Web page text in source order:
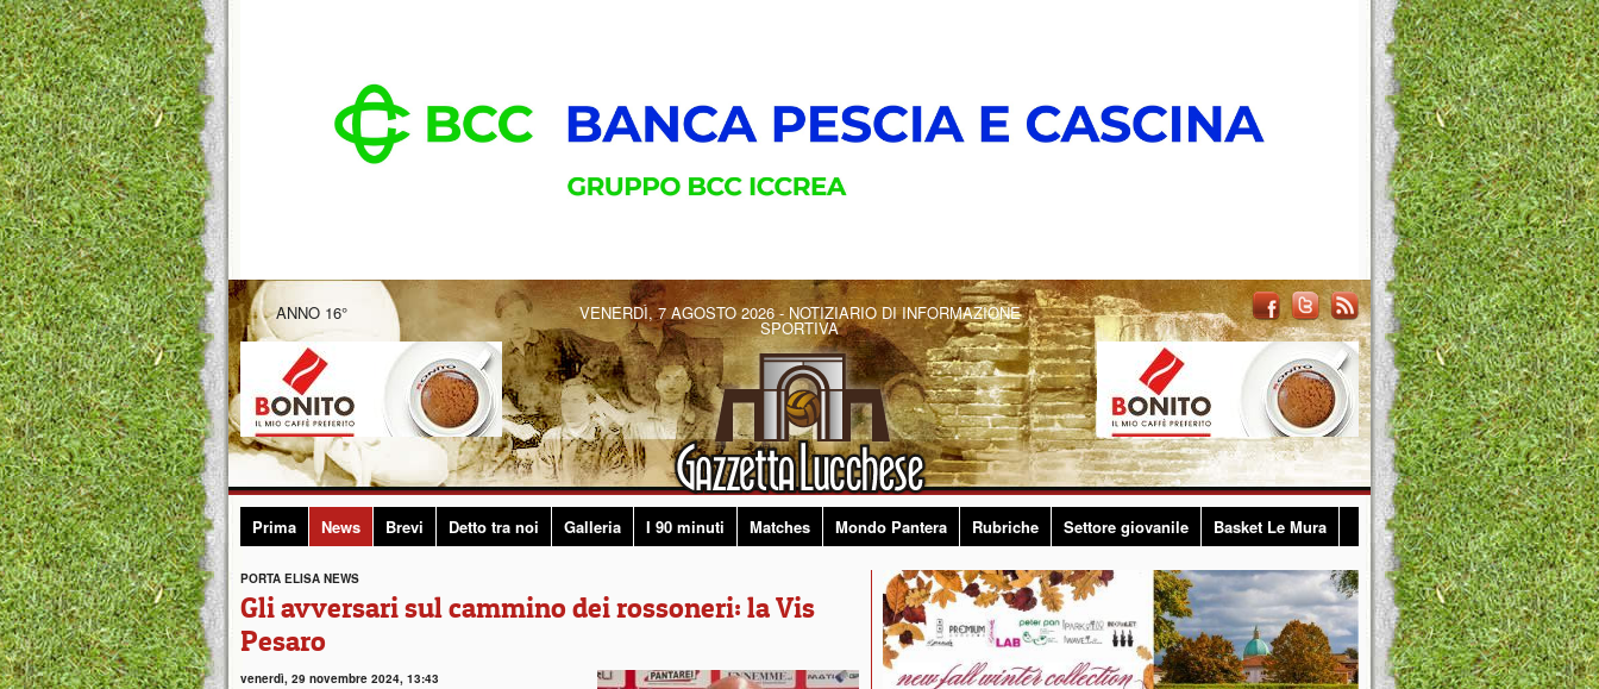
ANNO 16° VENERDÌ, 7 AGOSTO 2026 - NOTIZIARIO DI INFORMAZIONE
SPORTIVA
Prima News Brevi Detto tra noi Galleria I 90 minuti Matches Mondo Pantera Rubriche Settore giovanile Basket Le Mura
PORTA ELISA NEWS
Gli avversari sul cammino dei rossoneri: la Vis
Pesaro
venerdì, 29 novembre 2024, 13:43